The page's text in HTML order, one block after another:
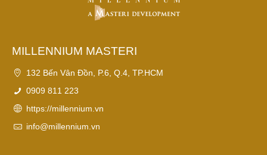
MILLENNIUM MASTERI
132 Bến Vân Đồn, P.6, Q.4, TP.HCM
0909 811 223
https://millennium.vn
info@millennium.vn